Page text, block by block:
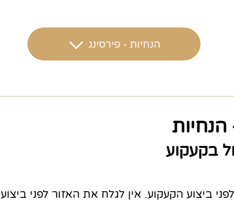
הנחיות - פירסינג
בקעקוע
אין לצרוך סמים ו/או אלכהול 24 שעות לפני ביצוע הקעקוע. אין לגלח את האזור לפני ביצוע